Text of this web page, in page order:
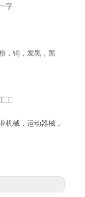
字
，铜，发黑，黑
等
工
机械，运动器械，